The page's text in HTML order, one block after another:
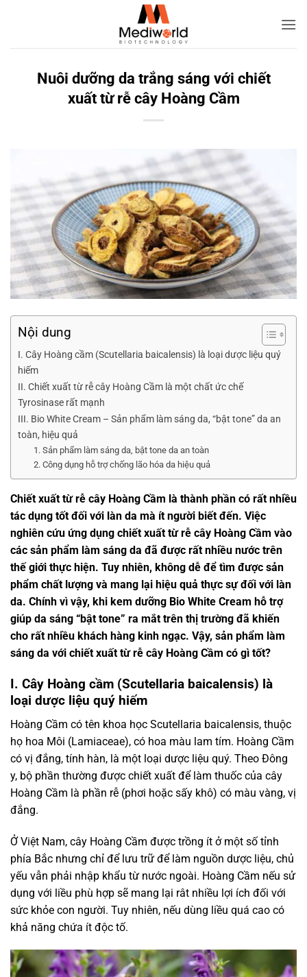
Nuôi dưỡng da trắng sáng với chiết
xuất từ rễ cây Hoàng Cầm
Nội dung
I. Cây Hoàng cầm (Scutellaria baicalensis) là loại dược liệu quý
hiếm
II. Chiết xuất từ rễ cây Hoàng Cầm là một chất ức chế
Tyrosinase rất mạnh
III. Bio White Cream – Sản phẩm làm sáng da, “bật tone” da an
toàn, hiệu quả
1. Sản phẩm làm sáng da, bật tone da an toàn
2. Công dụng hỗ trợ chống lão hóa da hiệu quả
Chiết xuất từ rễ cây Hoàng Cầm là thành phần có rất nhiều
tác dụng tốt đối với làn da mà ít người biết đến. Việc
nghiên cứu ứng dụng chiết xuất từ rễ cây Hoàng Cầm vào
các sản phẩm làm sáng da đã được rất nhiều nước trên
thế giới thực hiện. Tuy nhiên, không dễ để tìm được sản
phẩm chất lượng và mang lại hiệu quả thực sự đối với làn
da. Chính vì vậy, khi kem dưỡng Bio White Cream hỗ trợ
giúp da sáng “bật tone” ra mắt trên thị trường đã khiến
cho rất nhiều khách hàng kinh ngạc. Vậy, sản phẩm làm
sáng da với chiết xuất từ rễ cây Hoàng Cầm có gì tốt?
I. Cây Hoàng cầm (Scutellaria baicalensis) là
loại dược liệu quý hiếm
Hoàng Cầm có tên khoa học Scutellaria baicalensis, thuộc
họ hoa Môi (Lamiaceae), có hoa màu lam tím. Hoàng Cầm
có vị đắng, tính hàn, là một loại dược liệu quý. Theo Đông
y, bộ phần thường được chiết xuất để làm thuốc của cây
Hoàng Cầm là phần rễ (phơi hoặc sấy khô) có màu vàng, vị
đắng.
Ở Việt Nam, cây Hoàng Cầm được trồng ít ở một số tỉnh
phía Bắc nhưng chỉ để lưu trữ để làm nguồn dược liệu, chủ
yếu vẫn phải nhập khẩu từ nước ngoài. Hoàng Cầm nếu sử
dụng với liều phù hợp sẽ mang lại rât nhiều lợi ích đối với
sức khỏe con người. Tuy nhiên, nếu dùng liều quá cao có
khả năng chứa ít độc tố.